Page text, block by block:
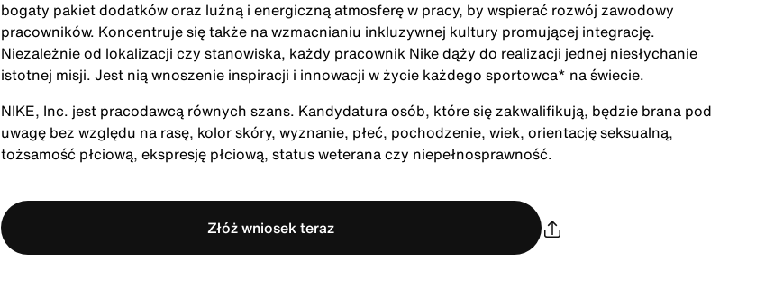
bogaty pakiet dodatków oraz luźną i energiczną atmosferę w pracy, by wspierać rozwój zawodowy
pracowników. Koncentruje się także na wzmacnianiu inkluzywnej kultury promującej integrację.
Niezależnie od lokalizacji czy stanowiska, każdy pracownik Nike dąży do realizacji jednej niesłychanie
istotnej misji. Jest nią wnoszenie inspiracji i innowacji w życie każdego sportowca* na świecie.
NIKE, Inc. jest pracodawcą równych szans. Kandydatura osób, które się zakwalifikują, będzie brana pod
uwagę bez względu na rasę, kolor skóry, wyznanie, płeć, pochodzenie, wiek, orientację seksualną,
tożsamość płciową, ekspresję płciową, status weterana czy niepełnosprawność.
Złóż wniosek teraz